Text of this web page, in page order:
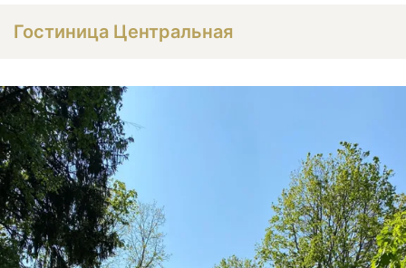
Гостиница Центральная